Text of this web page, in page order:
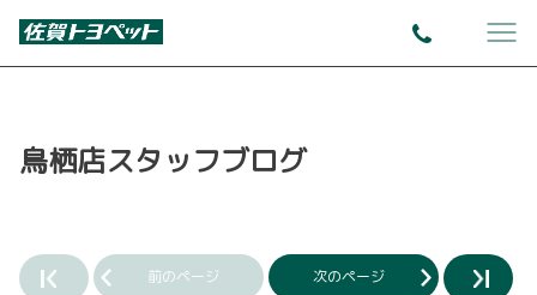
鳥栖店スタッフブログ
前のページ 次のページ